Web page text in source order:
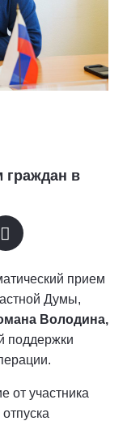
граждан в
прием
Думы,
Володина,
поддержки
от участника